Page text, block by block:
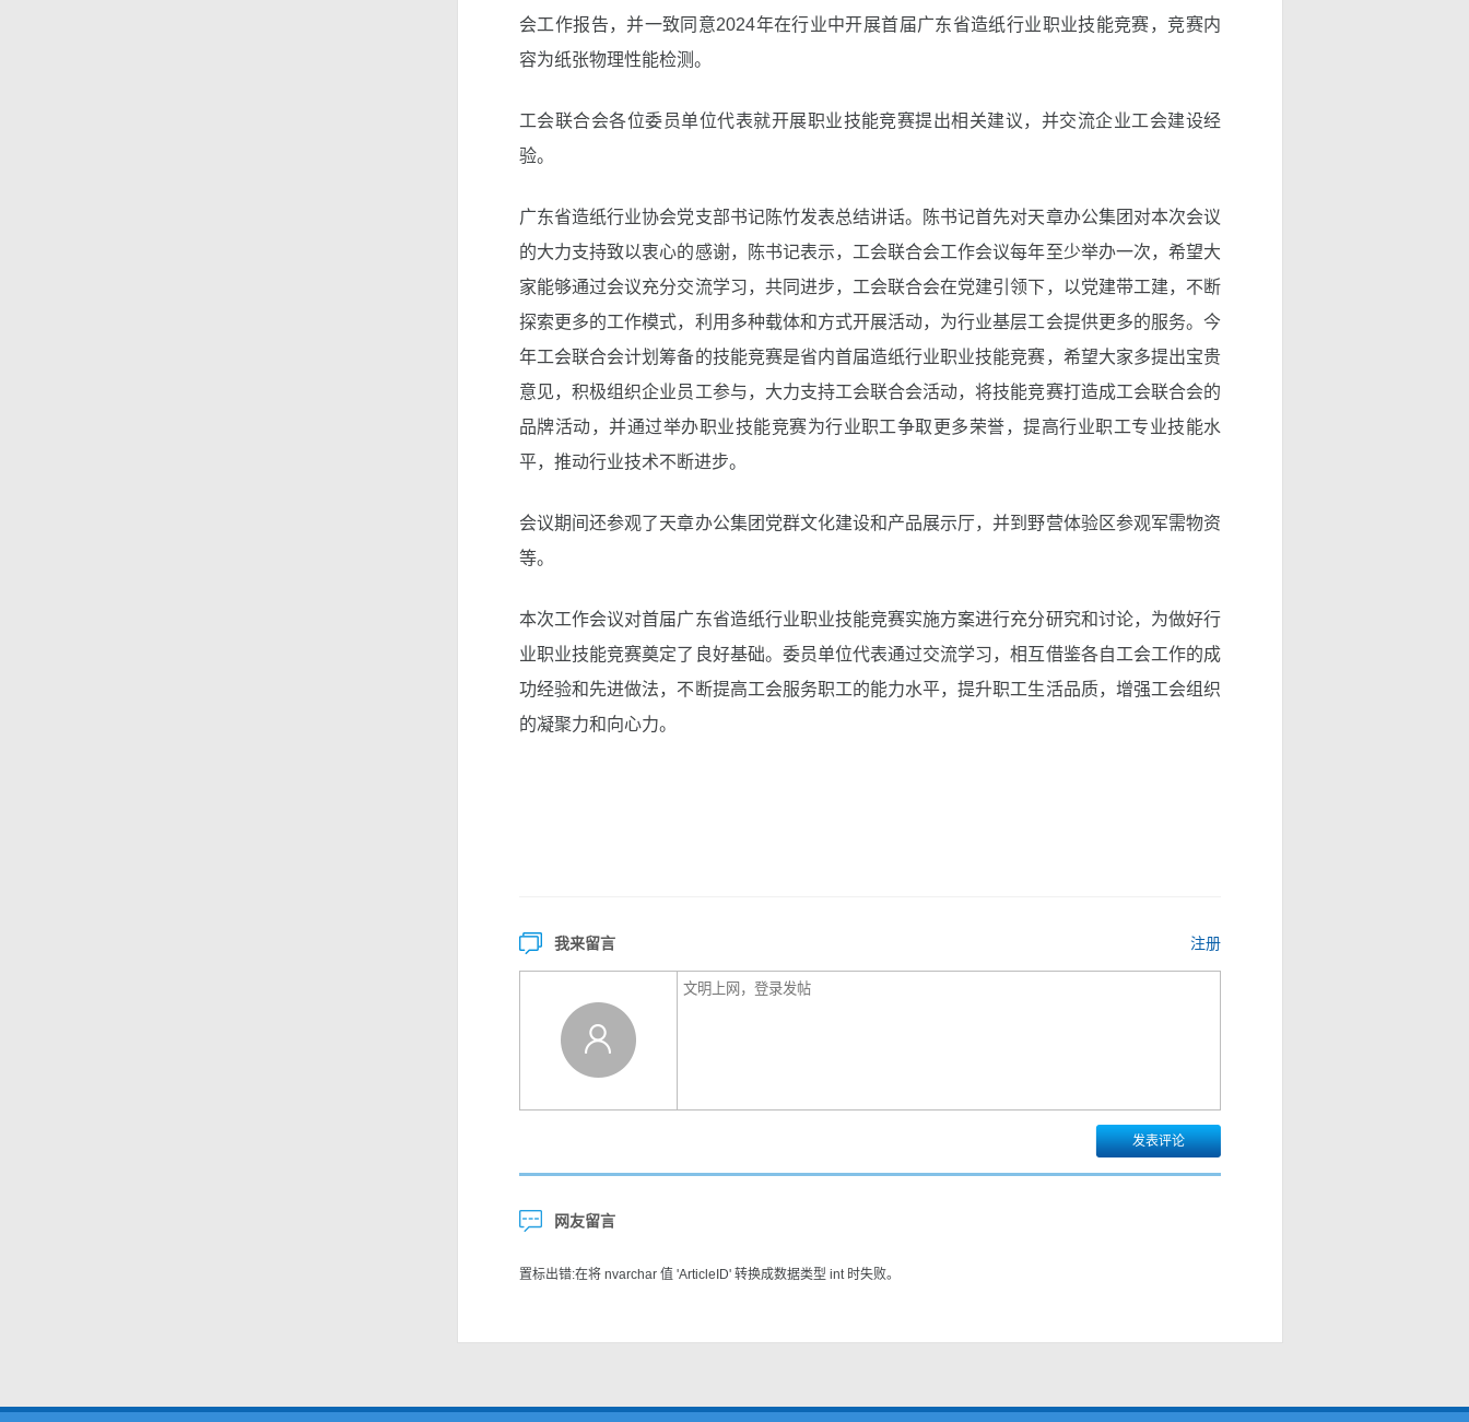
会工作报告，并一致同意2024年在行业中开展首届广东省造纸行业职业技能竞赛，竞赛内
容为纸张物理性能检测。
工会联合会各位委员单位代表就开展职业技能竞赛提出相关建议，并交流企业工会建设经
验。
广东省造纸行业协会党支部书记陈竹发表总结讲话。陈书记首先对天章办公集团对本次会议
的大力支持致以衷心的感谢，陈书记表示，工会联合会工作会议每年至少举办一次，希望大
家能够通过会议充分交流学习，共同进步，工会联合会在党建引领下，以党建带工建，不断
探索更多的工作模式，利用多种载体和方式开展活动，为行业基层工会提供更多的服务。今
年工会联合会计划筹备的技能竞赛是省内首届造纸行业职业技能竞赛，希望大家多提出宝贵
意见，积极组织企业员工参与，大力支持工会联合会活动，将技能竞赛打造成工会联合会的
品牌活动，并通过举办职业技能竞赛为行业职工争取更多荣誉，提高行业职工专业技能水
平，推动行业技术不断进步。
会议期间还参观了天章办公集团党群文化建设和产品展示厅，并到野营体验区参观军需物资
等。
本次工作会议对首届广东省造纸行业职业技能竞赛实施方案进行充分研究和讨论，为做好行
业职业技能竞赛奠定了良好基础。委员单位代表通过交流学习，相互借鉴各自工会工作的成
功经验和先进做法，不断提高工会服务职工的能力水平，提升职工生活品质，增强工会组织
的凝聚力和向心力。
我来留言 注册
发表评论
网友留言
置标出错:在将 nvarchar 值 'ArticleID' 转换成数据类型 int 时失败。